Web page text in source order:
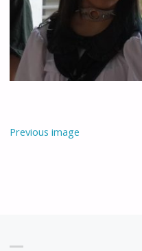
Previous image